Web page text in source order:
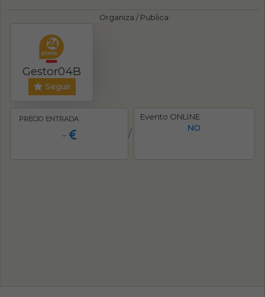
Organiza / Publica:
Gestor04B
Seguir
PRECIO ENTRADA
- /
Evento ONLINE
NO